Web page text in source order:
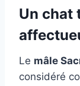
Un chat
Le mâle
considéré